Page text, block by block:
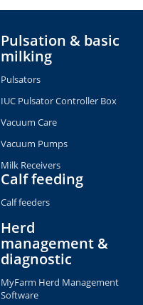
Pulsation & basic
milking
Pulsators
IUC Pulsator Controller Box
Vacuum Care
Vacuum Pumps
Milk Receivers
Calf feeding
Calf feeders
Herd
management &
diagnostic
MyFarm Herd Management
Software